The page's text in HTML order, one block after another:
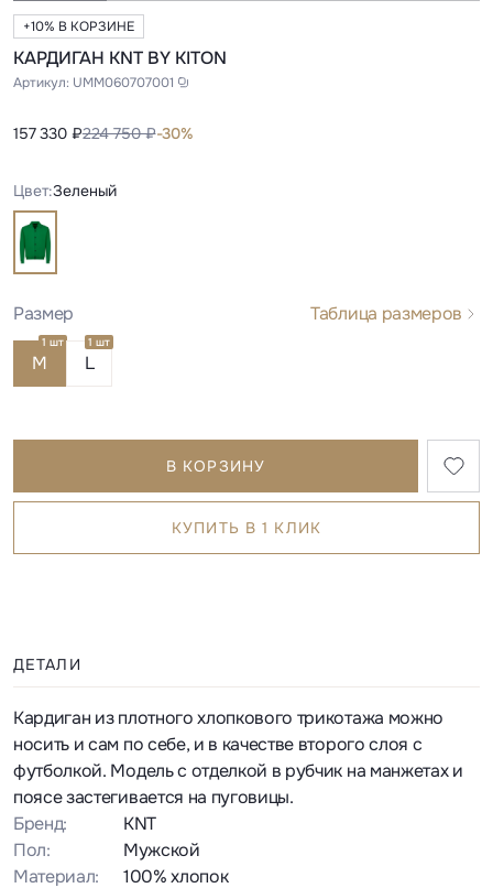
+10% В КОРЗИНЕ
КАРДИГАН KNT BY KITON
Артикул: UMM060707001
157 330 ₽224 750 ₽-30%
Цвет:Зеленый
Размер Таблица размеров
M
1 шт
L
1 шт
В КОРЗИНУ
КУПИТЬ В 1 КЛИК
ДЕТАЛИ
Кардиган из плотного хлопкового трикотажа можно
носить и сам по себе, и в качестве второго слоя с
футболкой. Модель с отделкой в рубчик на манжетах и
поясе застегивается на пуговицы.
Бренд:
KNT
Пол:
Мужской
Материал:
100% хлопок